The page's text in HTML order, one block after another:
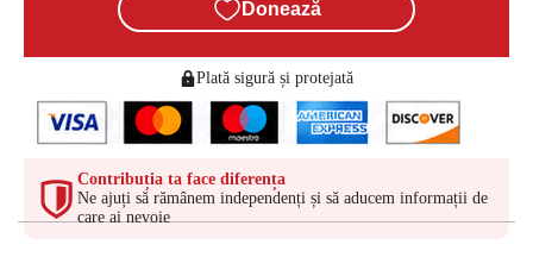
Donează
Plată sigură și protejată
Contribuția ta face diferența
Ne ajuți să rămânem independenți și să aducem informații de
care ai nevoie